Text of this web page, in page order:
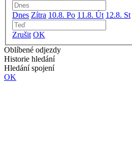
Dnes Zítra 10.8. Po 11.8. Út 12.8. St
Zrušit OK
Oblíbené odjezdy
Historie hledání
Hledání spojení
OK